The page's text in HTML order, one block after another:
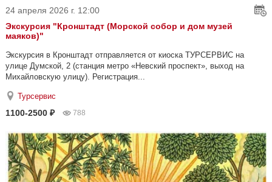
24 апреля 2026 г. 12:00
Экскурсия "Кронштадт (Морской собор и дом музей
маяков)"
Экскурсия в Кронштадт отправляется от киоска ТУРСЕРВИС на
улице Думской, 2 (станция метро «Невский проспект», выход на
Михайловскую улицу). Регистрация...
Турсервис
1100-2500 ₽ 788